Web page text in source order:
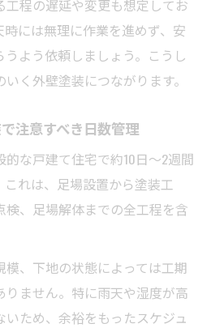
工程の遅延や変更も想定してお
には無理に作業を進めず、安
よう依頼しましょう。こうし
く外壁塗装につながります。
注意すべき日数管理
な戸建て住宅で約10日〜2週間
れは、足場設置から塗装工
、足場解体までの全工程を含
模、下地の状態によっては工期
ません。特に雨天や湿度が高
ため、余裕をもったスケジュ